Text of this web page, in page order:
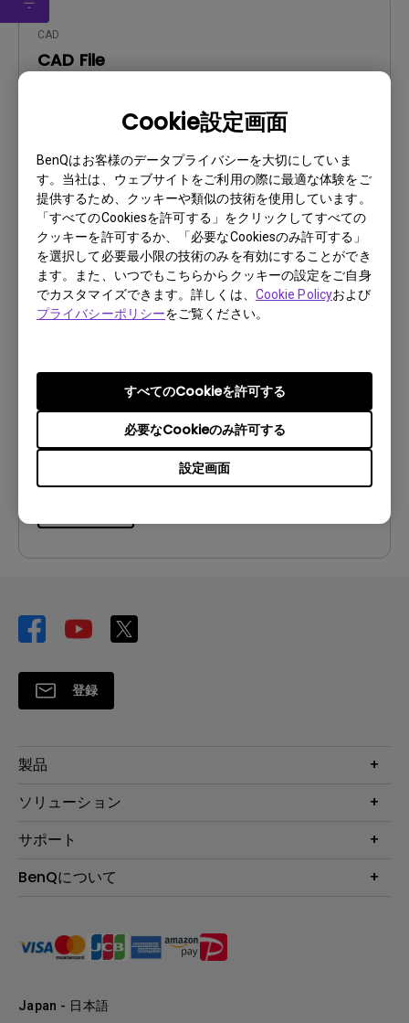
Cookie設定画面
BenQはお客様のデータプライバシーを大切にしていま
す。当社は、ウェブサイトをご利用の際に最適な体験をご
提供するため、クッキーや類似の技術を使用しています。
「すべてのCookiesを許可する」をクリックしてすべての
クッキーを許可するか、「必要なCookiesのみ許可する」
を選択して必要最小限の技術のみを有効にすることができ
ます。また、いつでもこちらからクッキーの設定をご自身
でカスタマイズできます。詳しくは、 Cookie Policyおよび
プライバシーポリシーをご覧ください。
設定画面
必要なCookieのみ許可する
すべてのCookieを許可する
CAD
CAD File
バージョン:V1.00
プレビュー
2020/12/24
言語:Japanese
ファイルサイズ:13.2 MB
登録
製品
プロジェクター
照明
Webカメラ
ソリューション
ビジネス向け
知識ページ
AQCOLOR
e-Sports
サポート
サポート
製品保守サービス終了のご案内
BenQについて
リーダーシップ
ニュース
Japan - 日本語